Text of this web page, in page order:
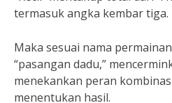
termasuk angka kembar tiga.
Maka sesuai nama
“pasangan dadu,”
menekankan peran
menentukan hasil.